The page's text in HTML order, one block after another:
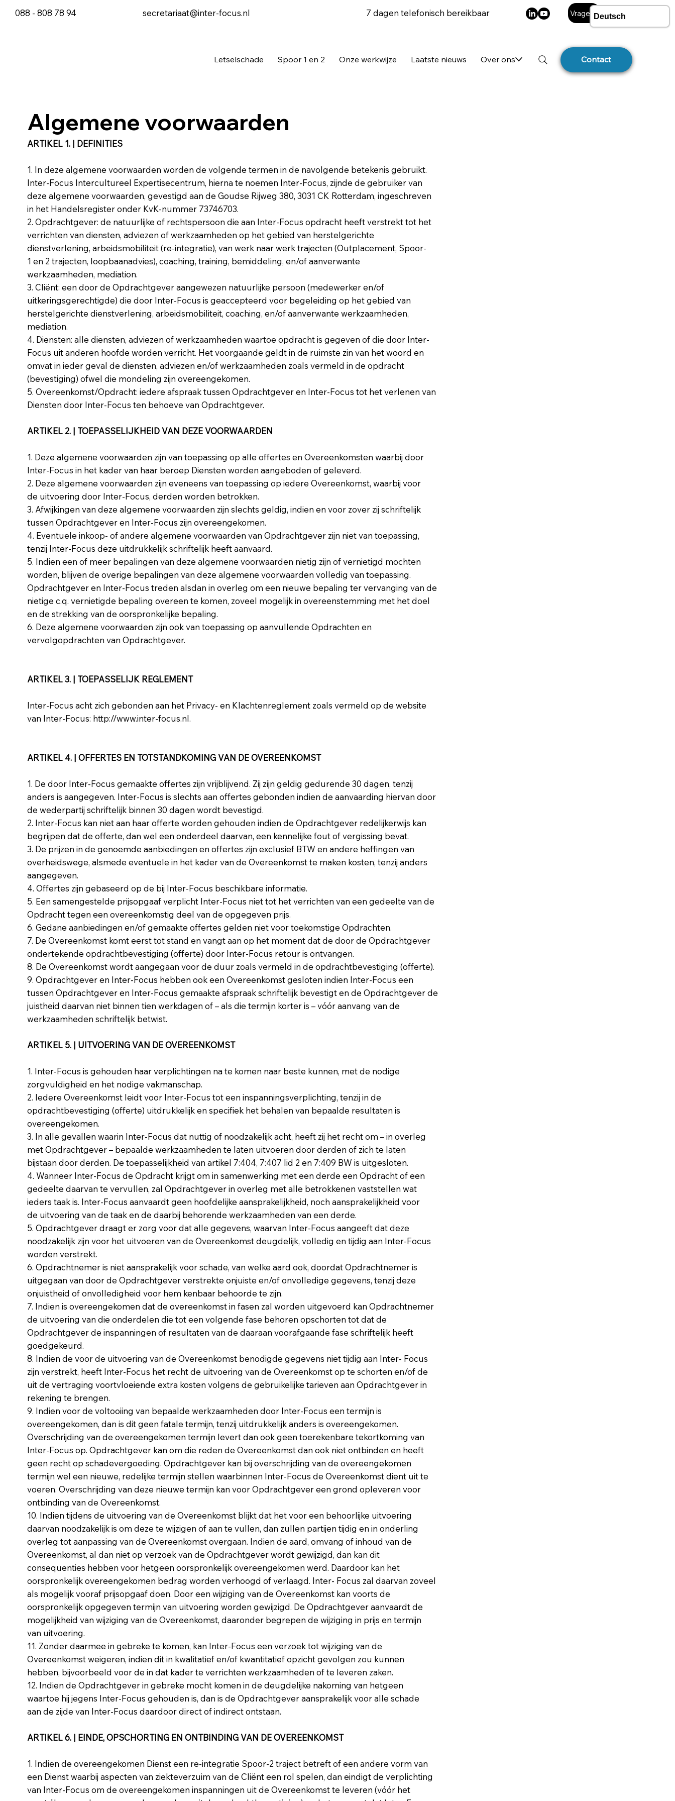
Letselschade Spoor 1 en 2 Onze werkwijze Laatste nieuws Over ons Contact
088 - 808 78 94 secretariaat@inter-focus.nl 7 dagen telefonisch bereikbaar Vragen?
Algemene voorwaarden
ARTIKEL 1. | DEFINITIES
1. In deze algemene voorwaarden worden de volgende termen in de navolgende betekenis gebruikt.
Inter-Focus Intercultureel Expertisecentrum, hierna te noemen Inter-Focus, zijnde de gebruiker van
deze algemene voorwaarden, gevestigd aan de Goudse Rijweg 380, 3031 CK Rotterdam, ingeschreven
in het Handelsregister onder KvK-nummer 73746703.
2. Opdrachtgever: de natuurlijke of rechtspersoon die aan Inter-Focus opdracht heeft verstrekt tot het
verrichten van diensten, adviezen of werkzaamheden op het gebied van herstelgerichte
dienstverlening, arbeidsmobiliteit (re-integratie), van werk naar werk trajecten (Outplacement, Spoor-
1 en 2 trajecten, loopbaanadvies), coaching, training, bemiddeling, en/of aanverwante
werkzaamheden, mediation.
3. Cliënt: een door de Opdrachtgever aangewezen natuurlijke persoon (medewerker en/of
uitkeringsgerechtigde) die door Inter-Focus is geaccepteerd voor begeleiding op het gebied van
herstelgerichte dienstverlening, arbeidsmobiliteit, coaching, en/of aanverwante werkzaamheden,
mediation.
4. Diensten: alle diensten, adviezen of werkzaamheden waartoe opdracht is gegeven of die door Inter-
Focus uit anderen hoofde worden verricht. Het voorgaande geldt in de ruimste zin van het woord en
omvat in ieder geval de diensten, adviezen en/of werkzaamheden zoals vermeld in de opdracht
(bevestiging) ofwel die mondeling zijn overeengekomen.
5. Overeenkomst/Opdracht: iedere afspraak tussen Opdrachtgever en Inter-Focus tot het verlenen van
Diensten door Inter-Focus ten behoeve van Opdrachtgever.
ARTIKEL 2. | TOEPASSELIJKHEID VAN DEZE VOORWAARDEN
1. Deze algemene voorwaarden zijn van toepassing op alle offertes en Overeenkomsten waarbij door
Inter-Focus in het kader van haar beroep Diensten worden aangeboden of geleverd.
2. Deze algemene voorwaarden zijn eveneens van toepassing op iedere Overeenkomst, waarbij voor
de uitvoering door Inter-Focus, derden worden betrokken.
3. Afwijkingen van deze algemene voorwaarden zijn slechts geldig, indien en voor zover zij schriftelijk
tussen Opdrachtgever en Inter-Focus zijn overeengekomen.
4. Eventuele inkoop- of andere algemene voorwaarden van Opdrachtgever zijn niet van toepassing,
tenzij Inter-Focus deze uitdrukkelijk schriftelijk heeft aanvaard.
5. Indien een of meer bepalingen van deze algemene voorwaarden nietig zijn of vernietigd mochten
worden, blijven de overige bepalingen van deze algemene voorwaarden volledig van toepassing.
Opdrachtgever en Inter-Focus treden alsdan in overleg om een nieuwe bepaling ter vervanging van de
nietige c.q. vernietigde bepaling overeen te komen, zoveel mogelijk in overeenstemming met het doel
en de strekking van de oorspronkelijke bepaling.
6. Deze algemene voorwaarden zijn ook van toepassing op aanvullende Opdrachten en
vervolgopdrachten van Opdrachtgever.
ARTIKEL 3. | TOEPASSELIJK REGLEMENT
Inter-Focus acht zich gebonden aan het Privacy- en Klachtenreglement zoals vermeld op de website
van Inter-Focus: http://www.inter-focus.nl.
ARTIKEL 4. | OFFERTES EN TOTSTANDKOMING VAN DE OVEREENKOMST
1. De door Inter-Focus gemaakte offertes zijn vrijblijvend. Zij zijn geldig gedurende 30 dagen, tenzij
anders is aangegeven. Inter-Focus is slechts aan offertes gebonden indien de aanvaarding hiervan door
de wederpartij schriftelijk binnen 30 dagen wordt bevestigd.
2. Inter-Focus kan niet aan haar offerte worden gehouden indien de Opdrachtgever redelijkerwijs kan
begrijpen dat de offerte, dan wel een onderdeel daarvan, een kennelijke fout of vergissing bevat.
3. De prijzen in de genoemde aanbiedingen en offertes zijn exclusief BTW en andere heffingen van
overheidswege, alsmede eventuele in het kader van de Overeenkomst te maken kosten, tenzij anders
aangegeven.
4. Offertes zijn gebaseerd op de bij Inter-Focus beschikbare informatie.
5. Een samengestelde prijsopgaaf verplicht Inter-Focus niet tot het verrichten van een gedeelte van de
Opdracht tegen een overeenkomstig deel van de opgegeven prijs.
6. Gedane aanbiedingen en/of gemaakte offertes gelden niet voor toekomstige Opdrachten.
7. De Overeenkomst komt eerst tot stand en vangt aan op het moment dat de door de Opdrachtgever
ondertekende opdrachtbevestiging (offerte) door Inter-Focus retour is ontvangen.
8. De Overeenkomst wordt aangegaan voor de duur zoals vermeld in de opdrachtbevestiging (offerte).
9. Opdrachtgever en Inter-Focus hebben ook een Overeenkomst gesloten indien Inter-Focus een
tussen Opdrachtgever en Inter-Focus gemaakte afspraak schriftelijk bevestigt en de Opdrachtgever de
juistheid daarvan niet binnen tien werkdagen of – als die termijn korter is – vóór aanvang van de
werkzaamheden schriftelijk betwist.
ARTIKEL 5. | UITVOERING VAN DE OVEREENKOMST
1. Inter-Focus is gehouden haar verplichtingen na te komen naar beste kunnen, met de nodige
zorgvuldigheid en het nodige vakmanschap.
2. Iedere Overeenkomst leidt voor Inter-Focus tot een inspanningsverplichting, tenzij in de
opdrachtbevestiging (offerte) uitdrukkelijk en specifiek het behalen van bepaalde resultaten is
overeengekomen.
3. In alle gevallen waarin Inter-Focus dat nuttig of noodzakelijk acht, heeft zij het recht om – in overleg
met Opdrachtgever – bepaalde werkzaamheden te laten uitvoeren door derden of zich te laten
bijstaan door derden. De toepasselijkheid van artikel 7:404, 7:407 lid 2 en 7:409 BW is uitgesloten.
4. Wanneer Inter-Focus de Opdracht krijgt om in samenwerking met een derde een Opdracht of een
gedeelte daarvan te vervullen, zal Opdrachtgever in overleg met alle betrokkenen vaststellen wat
ieders taak is. Inter-Focus aanvaardt geen hoofdelijke aansprakelijkheid, noch aansprakelijkheid voor
de uitvoering van de taak en de daarbij behorende werkzaamheden van een derde.
5. Opdrachtgever draagt er zorg voor dat alle gegevens, waarvan Inter-Focus aangeeft dat deze
noodzakelijk zijn voor het uitvoeren van de Overeenkomst deugdelijk, volledig en tijdig aan Inter-Focus
worden verstrekt.
6. Opdrachtnemer is niet aansprakelijk voor schade, van welke aard ook, doordat Opdrachtnemer is
uitgegaan van door de Opdrachtgever verstrekte onjuiste en/of onvolledige gegevens, tenzij deze
onjuistheid of onvolledigheid voor hem kenbaar behoorde te zijn.
7. Indien is overeengekomen dat de overeenkomst in fasen zal worden uitgevoerd kan Opdrachtnemer
de uitvoering van die onderdelen die tot een volgende fase behoren opschorten tot dat de
Opdrachtgever de inspanningen of resultaten van de daaraan voorafgaande fase schriftelijk heeft
goedgekeurd.
8. Indien de voor de uitvoering van de Overeenkomst benodigde gegevens niet tijdig aan Inter- Focus
zijn verstrekt, heeft Inter-Focus het recht de uitvoering van de Overeenkomst op te schorten en/of de
uit de vertraging voortvloeiende extra kosten volgens de gebruikelijke tarieven aan Opdrachtgever in
rekening te brengen.
9. Indien voor de voltooiing van bepaalde werkzaamheden door Inter-Focus een termijn is
overeengekomen, dan is dit geen fatale termijn, tenzij uitdrukkelijk anders is overeengekomen.
Overschrijding van de overeengekomen termijn levert dan ook geen toerekenbare tekortkoming van
Inter-Focus op. Opdrachtgever kan om die reden de Overeenkomst dan ook niet ontbinden en heeft
geen recht op schadevergoeding. Opdrachtgever kan bij overschrijding van de overeengekomen
termijn wel een nieuwe, redelijke termijn stellen waarbinnen Inter-Focus de Overeenkomst dient uit te
voeren. Overschrijding van deze nieuwe termijn kan voor Opdrachtgever een grond opleveren voor
ontbinding van de Overeenkomst.
10. Indien tijdens de uitvoering van de Overeenkomst blijkt dat het voor een behoorlijke uitvoering
daarvan noodzakelijk is om deze te wijzigen of aan te vullen, dan zullen partijen tijdig en in onderling
overleg tot aanpassing van de Overeenkomst overgaan. Indien de aard, omvang of inhoud van de
Overeenkomst, al dan niet op verzoek van de Opdrachtgever wordt gewijzigd, dan kan dit
consequenties hebben voor hetgeen oorspronkelijk overeengekomen werd. Daardoor kan het
oorspronkelijk overeengekomen bedrag worden verhoogd of verlaagd. Inter- Focus zal daarvan zoveel
als mogelijk vooraf prijsopgaaf doen. Door een wijziging van de Overeenkomst kan voorts de
oorspronkelijk opgegeven termijn van uitvoering worden gewijzigd. De Opdrachtgever aanvaardt de
mogelijkheid van wijziging van de Overeenkomst, daaronder begrepen de wijziging in prijs en termijn
van uitvoering.
11. Zonder daarmee in gebreke te komen, kan Inter-Focus een verzoek tot wijziging van de
Overeenkomst weigeren, indien dit in kwalitatief en/of kwantitatief opzicht gevolgen zou kunnen
hebben, bijvoorbeeld voor de in dat kader te verrichten werkzaamheden of te leveren zaken.
12. Indien de Opdrachtgever in gebreke mocht komen in de deugdelijke nakoming van hetgeen
waartoe hij jegens Inter-Focus gehouden is, dan is de Opdrachtgever aansprakelijk voor alle schade
aan de zijde van Inter-Focus daardoor direct of indirect ontstaan.
ARTIKEL 6. | EINDE, OPSCHORTING EN ONTBINDING VAN DE OVEREENKOMST
1. Indien de overeengekomen Dienst een re-integratie Spoor-2 traject betreft of een andere vorm van
een Dienst waarbij aspecten van ziekteverzuim van de Cliënt een rol spelen, dan eindigt de verplichting
van Inter-Focus om de overeengekomen inspanningen uit de Overeenkomst te leveren (vóór het